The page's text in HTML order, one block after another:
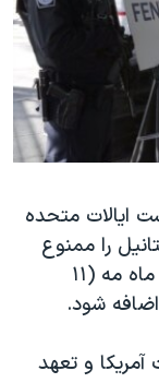
ایالات متحده
را ممنوع
خواهد کرد. قرار است این دارو از روز اول ماه مه (۱۱
شود.
و تعهد